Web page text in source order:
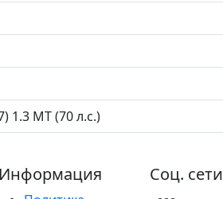
1.3 MT (70 л.с.)
Информация Соц. сети